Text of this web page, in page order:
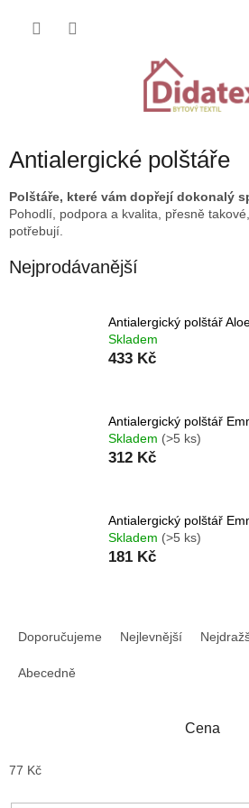
Antialergické polštáře
Polštáře, které vám dopřejí dokonalý
Pohodlí, podpora a kvalita, přesně
potřebují.
Nejprodávanější
Antialergický polštář
Skladem
433 Kč
Antialergický polštář
Skladem (>5 ks)
312 Kč
Antialergický polštář
Skladem (>5 ks)
181 Kč
o
Doporučujeme Nejlevnější
Abecedně
Cena
77 Kč